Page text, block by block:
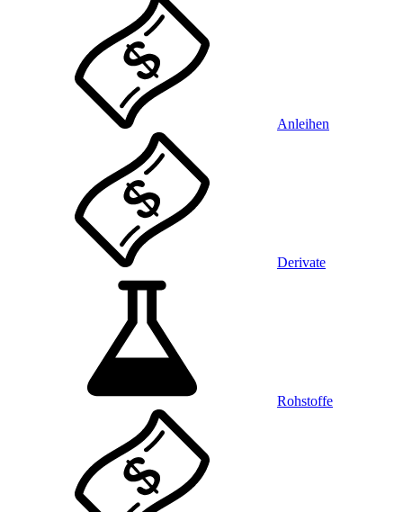
Anleihen
Derivate
Rohstoffe